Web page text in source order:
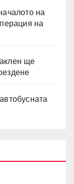
на
на
ще